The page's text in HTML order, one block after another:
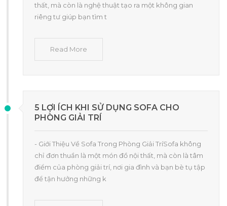
thất, mà còn là nghệ thuật tạo ra một không gian
riêng tư giúp bạn tìm t
Read More
5 LỢI ÍCH KHI SỬ DỤNG SOFA CHO
PHÒNG GIẢI TRÍ
- Giới Thiệu Về Sofa Trong Phòng Giải TríSofa không
chỉ đơn thuần là một món đồ nội thất, mà còn là tâm
điểm của phòng giải trí, nơi gia đình và bạn bè tụ tập
để tận hưởng những k